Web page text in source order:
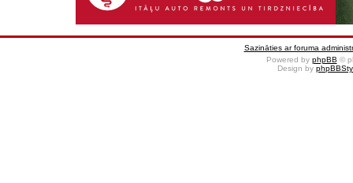
Sazināties ar foruma
Powered by phpBB ©
Design by